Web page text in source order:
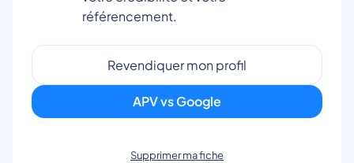
référencement.
Revendiquer mon profil
APV vs Google
Supprimer ma fiche